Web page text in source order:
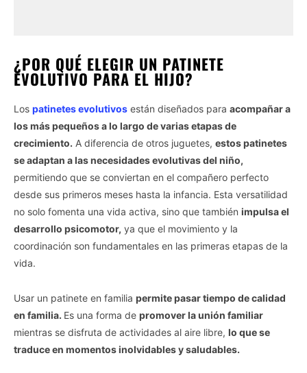
¿POR QUÉ ELEGIR UN PATINETE
EVOLUTIVO PARA EL HIJO?
Los patinetes evolutivos están diseñados para acompañar a
los más pequeños a lo largo de varias etapas de
crecimiento. A diferencia de otros juguetes, estos patinetes
se adaptan a las necesidades evolutivas del niño,
permitiendo que se conviertan en el compañero perfecto
desde sus primeros meses hasta la infancia. Esta versatilidad
no solo fomenta una vida activa, sino que también impulsa el
desarrollo psicomotor, ya que el movimiento y la
coordinación son fundamentales en las primeras etapas de la
vida.
Usar un patinete en familia permite pasar tiempo de calidad
en familia. Es una forma de promover la unión familiar
mientras se disfruta de actividades al aire libre, lo que se
traduce en momentos inolvidables y saludables.